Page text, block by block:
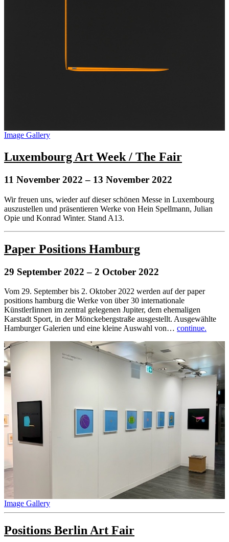
Image Gallery
Luxembourg Art Week / The Fair
11 November 2022 – 13 November 2022
Wir freuen uns, wieder auf dieser schönen Messe in Luxembourg
auszustellen und präsentieren Werke von Hein Spellmann, Julian
Opie und Konrad Winter. Stand A13.
Paper Positions Hamburg
29 September 2022 – 2 October 2022
Vom 29. September bis 2. Oktober 2022 werden auf der paper
positions hamburg die Werke von über 30 internationale
KünstlerIinnen im zentral gelegenen Jupiter, dem ehemaligen
Karstadt Sport, in der Mönckebergstraße ausgestellt. Ausgewählte
Hamburger Galerien und eine kleine Auswahl von… continue.
Image Gallery
Positions Berlin Art Fair